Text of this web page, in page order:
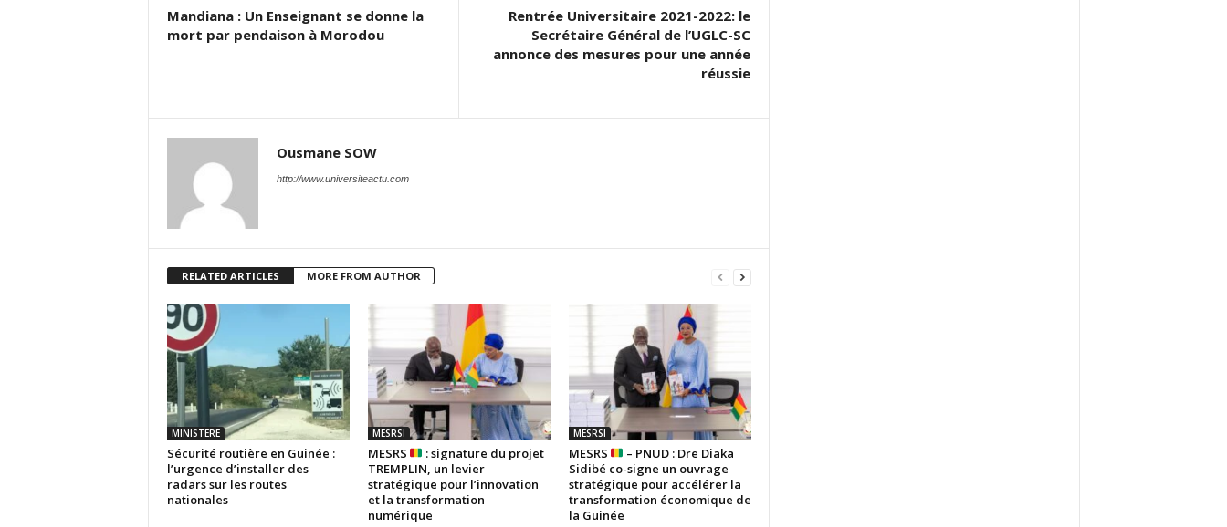
Mandiana : Un Enseignant se donne la
mort par pendaison à Morodou
Rentrée Universitaire 2021-2022: le
Secrétaire Général de l’UGLC-SC
annonce des mesures pour une année
réussie
Ousmane SOW
http://www.universiteactu.com
RELATED ARTICLES MORE FROM AUTHOR
MINISTERE
Sécurité routière en Guinée :
l’urgence d’installer des
radars sur les routes
nationales
MESRSI
MESRS
: signature du projet
TREMPLIN, un levier
stratégique pour l’innovation
et la transformation
numérique
MESRSI
MESRS
– PNUD : Dre Diaka
Sidibé co-signe un ouvrage
stratégique pour accélérer la
transformation économique de
la Guinée